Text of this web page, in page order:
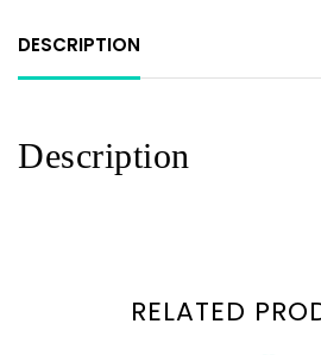
DESCRIPTION
Description
RELATED